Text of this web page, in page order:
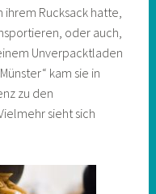
ihrem Rucksack hatte,
oder auch,
Unverpacktladen
kam sie in
zu den
sieht sich